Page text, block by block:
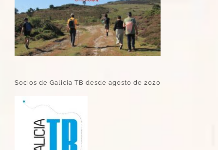
Socios de Galicia TB desde agosto de 2020